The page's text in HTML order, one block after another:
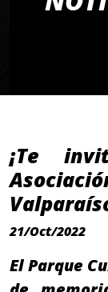
¡Te
21/Oct/2022
El Parque